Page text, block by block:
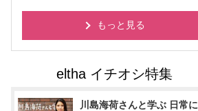
もっと見る
川島海荷さんと学ぶ 日常に